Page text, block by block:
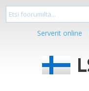
Serverit online